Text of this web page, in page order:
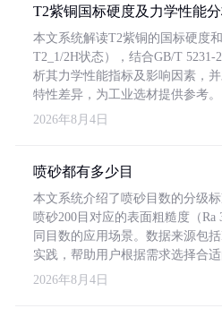
T2紫铜国标硬度及力学性能
本文系统解读T2紫铜的国标硬度
T2_1/2H状态），结合GB/T 5231-
析其力学性能指标及影响因素，
特性差异，为工业选材提供参考。
2026年8月4日
喷砂都有多少目
本文系统介绍了喷砂目数的分级
喷砂200目对应的表面粗糙度（Ra
同目数的应用场景。数据来源包
实践，帮助用户根据需求选择合适
2026年8月4日